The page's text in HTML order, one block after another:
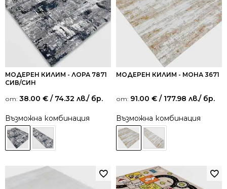
МОДЕРЕН КИЛИМ - ЛОРА 7871
СИВ/СИН
от: 38.00 € / 74.32 лв./ бр.
Възможна комбинация
МОДЕРЕН КИЛИМ - МОНА 3671
от: 91.00 € / 177.98 лв./ бр.
Възможна комбинация